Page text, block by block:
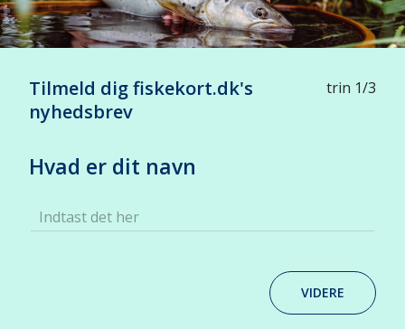
Tilmeld dig fiskekort.dk's
nyhedsbrev
trin 1/3
Hvad er dit navn
Indtast det her
VIDERE